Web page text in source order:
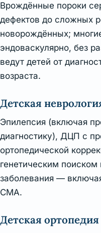
Врождённые пороки
дефектов до сложных
новорождённых;
эндоваскулярно, без
ведут детей от
возраста.
Детская
Эпилепсия (включая
диагностику), ДЦП с
ортопедической
генетическим
заболевания —
СМА.
Детская ортопедия